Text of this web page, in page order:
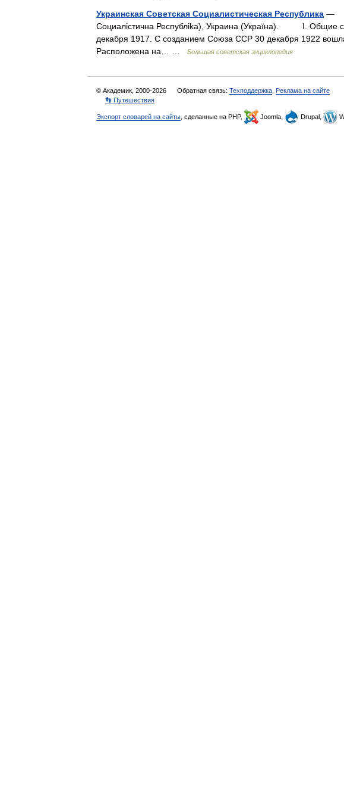
Украинская Советская Социалистическая Республика —
Социалicтична Республika), Украина (Украïна). I.
декабря 1917. С созданием Союза ССР 30 декабря 1922 вошла
Расположена на… …
Большая советская энциклопедия
© Академик, 2000-2026 Обратная связь: Техподдержка Реклама на сайте
👣 Путешествия
Экспорт словарей на сайты , сделанные на PHP, Joomla, Drupal,